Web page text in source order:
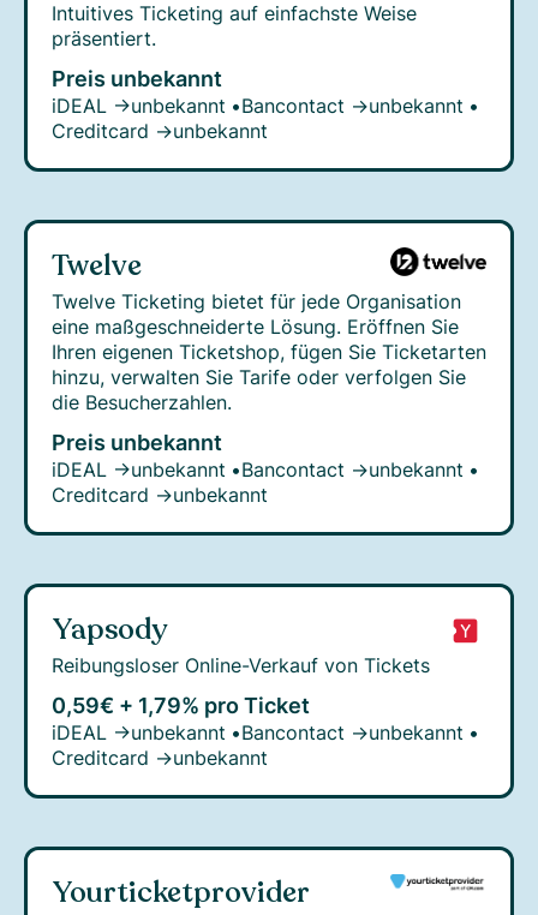
Intuitives Ticketing auf einfachste Weise
präsentiert.
Preis unbekannt
iDEAL →unbekannt •Bancontact →unbekannt •
Creditcard →unbekannt
Twelve
Twelve Ticketing bietet für jede Organisation
eine maßgeschneiderte Lösung. Eröffnen Sie
Ihren eigenen Ticketshop, fügen Sie Ticketarten
hinzu, verwalten Sie Tarife oder verfolgen Sie
die Besucherzahlen.
Preis unbekannt
iDEAL →unbekannt •Bancontact →unbekannt •
Creditcard →unbekannt
Yapsody
Reibungsloser Online-Verkauf von Tickets
0,59€ + 1,79% pro Ticket
iDEAL →unbekannt •Bancontact →unbekannt •
Creditcard →unbekannt
Yourticketprovider